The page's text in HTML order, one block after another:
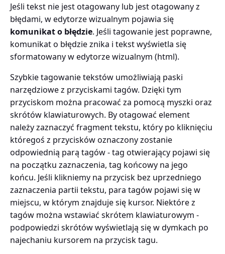
Jeśli tekst nie jest otagowany lub jest otagowany z
błędami, w edytorze wizualnym pojawia się
komunikat o błędzie. Jeśli tagowanie jest poprawne,
komunikat o błędzie znika i tekst wyświetla się
sformatowany w edytorze wizualnym (html).
Szybkie tagowanie tekstów umożliwiają paski
narzędziowe z przyciskami tagów. Dzięki tym
przyciskom można pracować za pomocą myszki oraz
skrótów klawiaturowych. By otagować element
należy zaznaczyć fragment tekstu, który po kliknięciu
któregoś z przycisków oznaczony zostanie
odpowiednią parą tagów - tag otwierający pojawi się
na początku zaznaczenia, tag końcowy na jego
końcu. Jeśli klikniemy na przycisk bez uprzedniego
zaznaczenia partii tekstu, para tagów pojawi się w
miejscu, w którym znajduje się kursor. Niektóre z
tagów można wstawiać skrótem klawiaturowym -
podpowiedzi skrótów wyświetlają się w dymkach po
najechaniu kursorem na przycisk tagu.